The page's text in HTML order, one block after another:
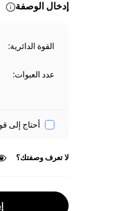
إدخال الوصفة
القوة الدائرية:
عدد العبوات:
أحتاج إلى
لا تعرف وصفتك؟